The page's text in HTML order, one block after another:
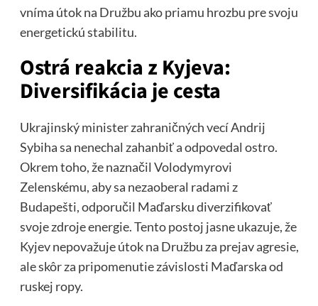
vníma útok na Družbu ako priamu hrozbu pre svoju
energetickú stabilitu.
Ostrá reakcia z Kyjeva:
Diversifikácia je cesta
Ukrajinský minister zahraničných vecí Andrij
Sybiha sa nenechal zahanbiť a odpovedal ostro.
Okrem toho, že naznačil Volodymyrovi
Zelenskému, aby sa nezaoberal radami z
Budapešti, odporučil Maďarsku diverzifikovať
svoje zdroje energie. Tento postoj jasne ukazuje, že
Kyjev nepovažuje útok na Družbu za prejav agresie,
ale skôr za pripomenutie závislosti Maďarska od
ruskej ropy.